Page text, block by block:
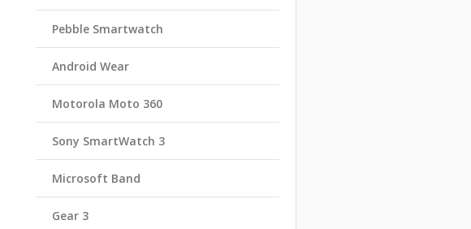
Pebble Smartwatch
Android Wear
Motorola Moto 360
Sony SmartWatch 3
Microsoft Band
Gear 3